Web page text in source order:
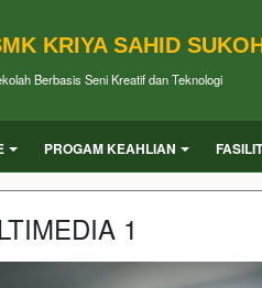
KRIYA SAHID
Berbasis Seni Kreatif dan Teknologi
PROGAM KEAHLIAN
1